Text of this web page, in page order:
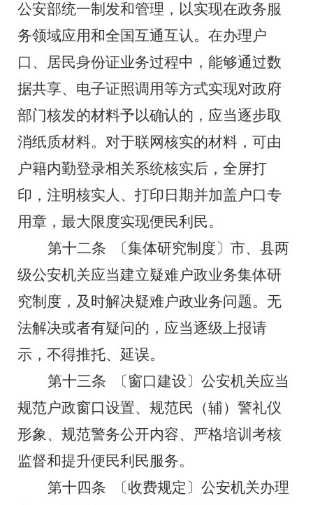
公安部统一制发和管理，以实现在政务服
务领域应用和全国互通互认。在办理户
口、居民身份证业务过程中，能够通过数
据共享、电子证照调用等方式实现对政府
部门核发的材料予以确认的，应当逐步取
消纸质材料。对于联网核实的材料，可由
户籍内勤登录相关系统核实后，全屏打
印，注明核实人、打印日期并加盖户口专
用章，最大限度实现便民利民。
第十二条
〔集体研究制度〕 市、县两
级公安机关应当建立疑难户政业务集体研
究制度，及时解决疑难户政业务问题。无
法解决或者有疑问的，应当逐级上报请
示，不得推托、延误。
第十三条
〔窗口建设〕公安机关应当
规范户政窗口设置、规范民（辅）警礼仪
形象、规范警务公开内容、严格培训考核
监督和提升便民利民服务。
第十四条
〔收费规定〕公安机关办理